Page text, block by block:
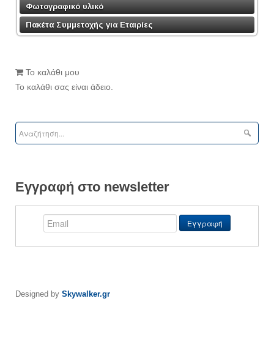
Φωτογραφικό υλικό
Πακέτα Συμμετοχής για Εταιρίες
Το καλάθι μου
Το καλάθι σας είναι άδειο.
Εγγραφή στο newsletter
Designed by Skywalker.gr